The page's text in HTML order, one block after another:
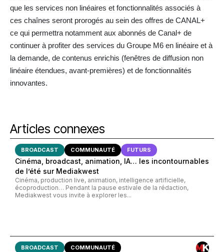
que les services non linéaires et fonctionnalités associés à
ces chaînes seront prorogés au sein des offres de CANAL+
ce qui permettra notamment aux abonnés de Canal+ de
continuer à profiter des services du Groupe M6 en linéaire et à
la demande, de contenus enrichis (fenêtres de diffusion non
linéaire étendues, avant-premières) et de fonctionnalités
innovantes.
Articles connexes
BROADCAST COMMUNAUTÉ FUTURS
Cinéma, broadcast, animation, IA… les incontournables
de l’été sur Mediakwest
Cinéma, production live, animation, intelligence artificielle,
écoproduction… Pendant la pause estivale de la rédaction,
Mediakwest vous invite à explorer les...
BROADCAST COMMUNAUTÉ